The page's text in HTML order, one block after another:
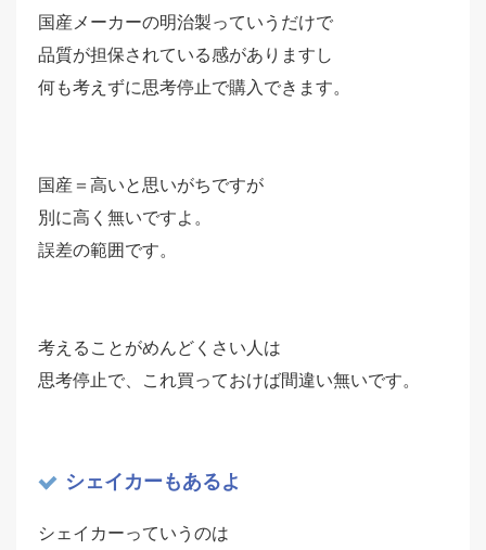
国産メーカーの明治製っていうだけで
品質が担保されている感がありますし
何も考えずに思考停止で購入できます。
国産＝高いと思いがちですが
別に高く無いですよ。
誤差の範囲です。
考えることがめんどくさい人は
思考停止で、これ買っておけば間違い無いです。
シェイカーもあるよ
シェイカーっていうのは